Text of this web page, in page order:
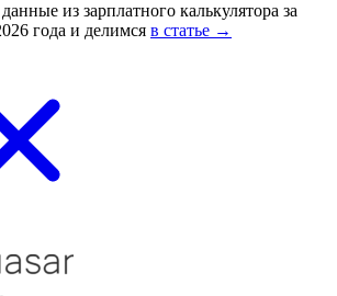
из зарплатного калькулятора за
года и делимся в статье →